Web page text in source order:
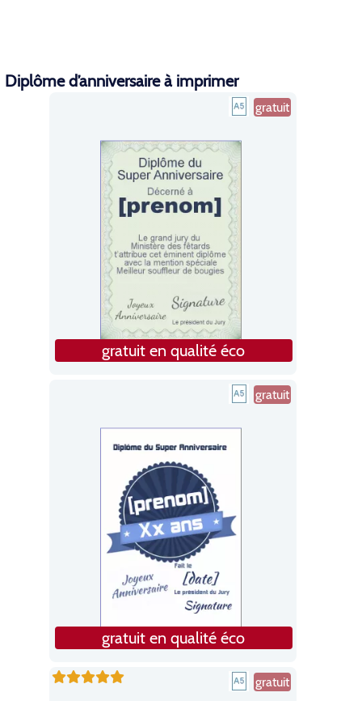
Diplôme d’anniversaire à imprimer
gratuit
gratuit en qualité éco
gratuit
gratuit en qualité éco
gratuit